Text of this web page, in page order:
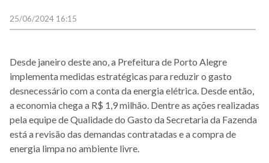
25/06/2024 16:15
Desde janeiro deste ano, a Prefeitura de Porto Alegre
implementa medidas estratégicas para reduzir o gasto
desnecessário com a conta da energia elétrica. Desde então,
a economia chega a R$ 1,9 milhão. Dentre as ações realizadas
pela equipe de Qualidade do Gasto da Secretaria da Fazenda
está a revisão das demandas contratadas e a compra de
energia limpa no ambiente livre.